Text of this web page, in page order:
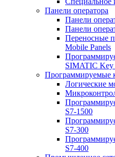
Панели оператора
Панели
Панели
Переносные
Mobile Panels
SIMATIC Key
Программируемые
Логические
S7-1500
S7-300
S7-400